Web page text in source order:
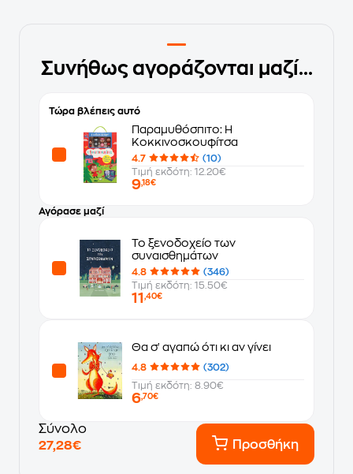
Συνήθως αγοράζονται μαζί...
Τώρα βλέπεις αυτό
Παραμυθόσπιτο: Η
Κοκκινοσκουφίτσα
4.7
(10)
Τιμή εκδότη: 12.20€
9,18€
Αγόρασε μαζί
Το ξενοδοχείο των
συναισθημάτων
4.8
(346)
Τιμή εκδότη: 15.50€
11 ,40€
Θα σ' αγαπώ ότι κι αν γίνει
4.8
(302)
Τιμή εκδότη: 8.90€
6,70€
Σύνολο
27,28€
Προσθήκη